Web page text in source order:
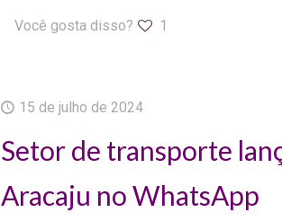
Você gosta disso? 1
15 de julho de 2024
Setor de transporte
Aracaju no WhatsApp